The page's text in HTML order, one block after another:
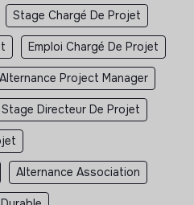
Stage Chargé De Projet
Emploi Chargé De Projet
Alternance Project Manager
Stage Directeur De Projet
Alternance Association